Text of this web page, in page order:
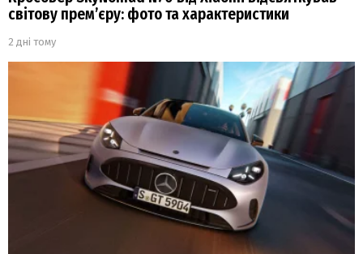
світову прем’єру: фото та характеристики
2 дні тому